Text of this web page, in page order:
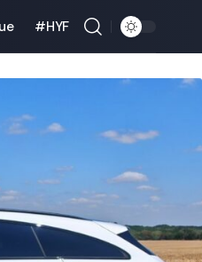
#HYF